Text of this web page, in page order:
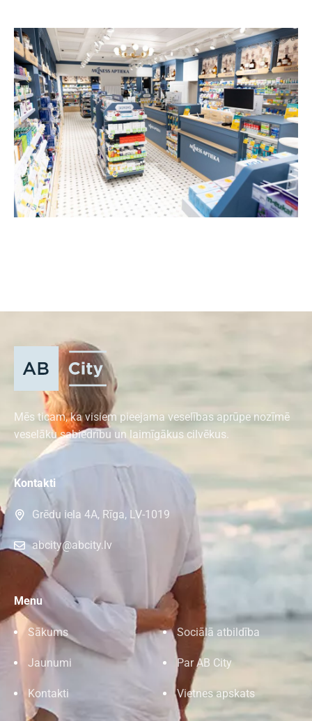
Mēs ticam, ka visiem pieejama veselības aprūpe nozīmē
veselāku sabiedrību un laimīgākus cilvēkus.
Kontakti
Grēdu iela 4A, Rīga, LV-1019
abcity@abcity.lv
Menu
Sākums Sociālā atbildība
Jaunumi Par AB City
Kontakti Vietnes apskats